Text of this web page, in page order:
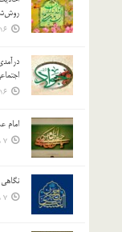
16 شهریور 03
16 شهریور 03
امام
7 مرداد 03
7 مرداد 03